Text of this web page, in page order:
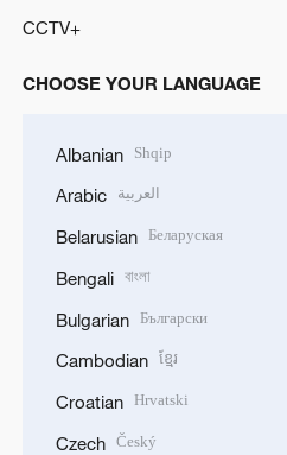
CCTV+
CHOOSE YOUR LANGUAGE
Albanian Shqip
Arabic العربية
Belarusian Беларуская
Bengali বাংলা
Bulgarian Български
Cambodian ខ្មែរ
Croatian Hrvatski
Czech Český